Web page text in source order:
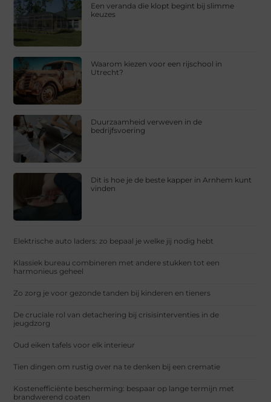
Een veranda die klopt begint bij slimme
keuzes
Waarom kiezen voor een rijschool in
Utrecht?
Duurzaamheid verweven in de
bedrijfsvoering
Dit is hoe je de beste kapper in Arnhem kunt
vinden
Elektrische auto laders: zo bepaal je welke jij nodig hebt
Klassiek bureau combineren met andere stukken tot een
harmonieus geheel
Zo zorg je voor gezonde tanden bij kinderen en tieners
De cruciale rol van detachering bij crisisinterventies in de
jeugdzorg
Oud eiken tafels voor elk interieur
Tien dingen om rustig over na te denken bij een crematie
Kostenefficiënte bescherming: bespaar op lange termijn met
brandwerend coaten